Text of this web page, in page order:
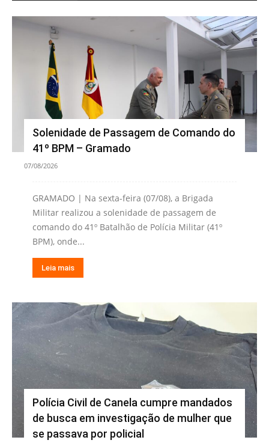
Solenidade de Passagem de Comando do
41º BPM – Gramado
07/08/2026
GRAMADO | Na sexta-feira (07/08), a Brigada
Militar realizou a solenidade de passagem de
comando do 41º Batalhão de Polícia Militar (41º
BPM), onde...
Leia mais
Polícia Civil de Canela cumpre mandados
de busca em investigação de mulher que
se passava por policial